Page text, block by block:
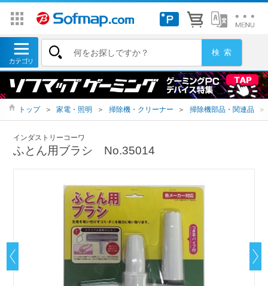
トップ ＞ 家電・照明 ＞ 掃除機・クリーナー ＞ 掃除機部品・関連品 ＞
インダストリーコーワ
ふとん用ブラシ No.35014